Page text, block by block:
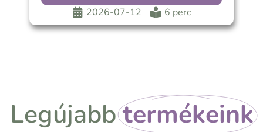
2026-07-12 6 perc
Legújabbtermékeink